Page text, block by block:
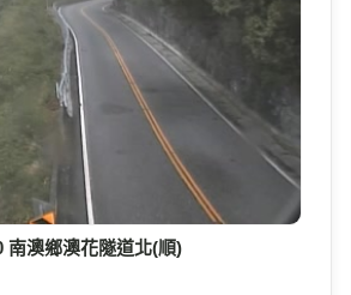
南澳鄉澳花隧道北(順)